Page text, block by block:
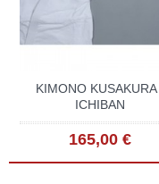
KIMONO KUSAKURA
ICHIBAN
165,00 €